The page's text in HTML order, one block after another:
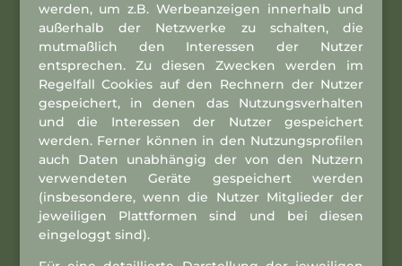
werden, um z.B. Werbeanzeigen innerhalb und
außerhalb der Netzwerke zu schalten, die
mutmaßlich den Interessen der Nutzer
entsprechen. Zu diesen Zwecken werden im
Regelfall Cookies auf den Rechnern der Nutzer
gespeichert, in denen das Nutzungsverhalten
und die Interessen der Nutzer gespeichert
werden. Ferner können in den Nutzungsprofilen
auch Daten unabhängig der von den Nutzern
verwendeten Geräte gespeichert werden
(insbesondere, wenn die Nutzer Mitglieder der
jeweiligen Plattformen sind und bei diesen
eingeloggt sind).